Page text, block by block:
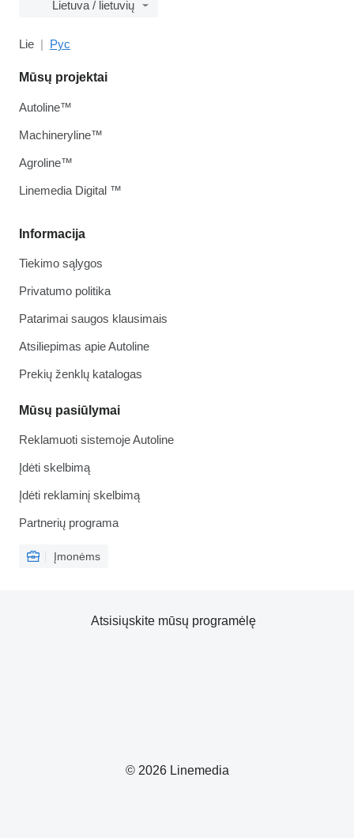
Lietuva / lietuvių
Lie Рус
Informacija
Tiekimo sąlygos
Privatumo politika
Patarimai saugos klausimais
Atsiliepimas apie Autoline
Prekių ženklų katalogas
Mūsų pasiūlymai
Reklamuoti sistemoje Autoline
Įdėti skelbimą
Įdėti reklaminį skelbimą
Partnerių programa
Įmonėms
Mūsų projektai
Autoline™
Machineryline™
Agroline™
Linemedia Digital ™
© 2026 Linemedia
Atsisiųskite mūsų programėlę